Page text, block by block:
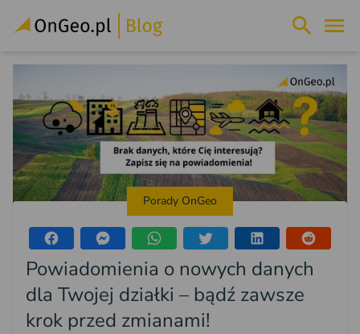
Porady OnGeo
Powiadomienia o nowych danych
dla Twojej działki – bądź zawsze
krok przed zmianami!